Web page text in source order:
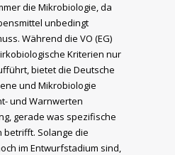
die Mikrobiologie, da
unbedingt
Während die VO (EG)
Kriterien nur
bietet die Deutsche
und Mikrobiologie
und Warnwerten
gerade was spezifische
Solange die
im Entwurfstadium sind,